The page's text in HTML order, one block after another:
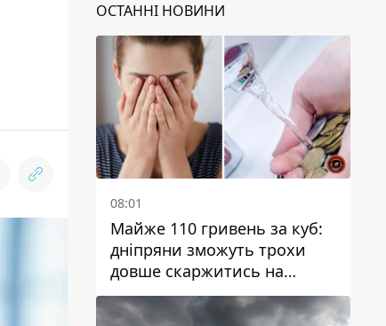
ОСТАННІ НОВИНИ
08:01
Майже 110 гривень за куб:
дніпряни зможуть трохи
довше скаржитись на
заплановані тарифи на воду
на 2027 рік